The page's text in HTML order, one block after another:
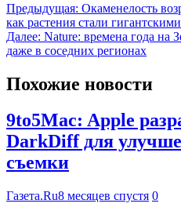
Предыдущая: Окаменелость
как растения стали гигантскими
Далее: Nature: времена года на
даже в соседних регионах
Похожие новости
9to5Mac: Apple
DarkDiff для
съемки
Газета.Ru8 месяцев спустя 0